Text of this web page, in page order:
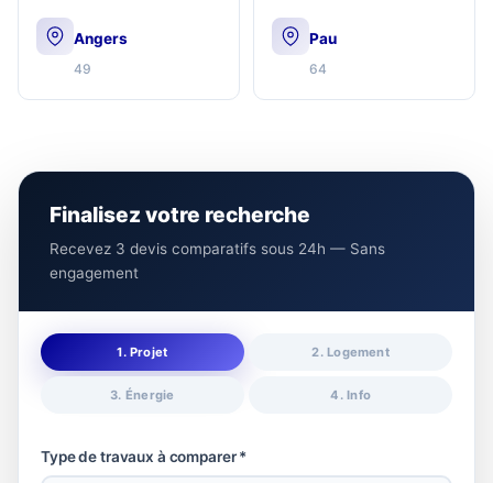
Angers
49
Pau
64
Finalisez votre recherche
Recevez 3 devis comparatifs sous 24h — Sans
engagement
1. Projet 2. Logement
3. Énergie 4. Info
Type de travaux à comparer *